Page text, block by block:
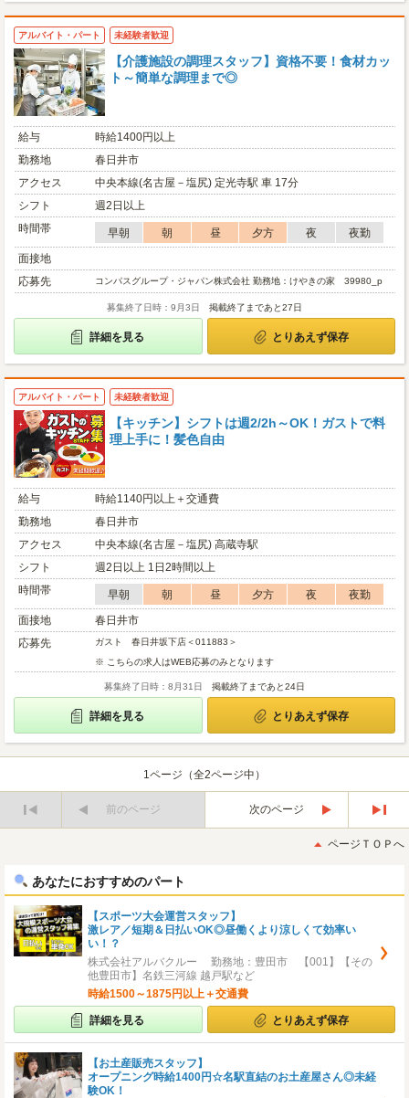
アルバイト・パート 未経験者歓迎
【介護施設の調理スタッフ】資格不要！食材カッ
ト～簡単な調理まで◎
給与
時給1400円以上
勤務地
春日井市
アクセス
中央本線(名古屋－塩尻) 定光寺駅 車 17分
シフト
週2日以上
時間帯
早朝 朝 昼 夕方 夜
夜勤
面接地
応募先
コンパスグループ・ジャパン株式会社 勤務地：けやきの家 39980_p
募集終了日時：9月3日 掲載終了まであと27日
詳細を見る とりあえず保存
アルバイト・パート 未経験者歓迎
【キッチン】シフトは週2/2h～OK！ガストで料
理上手に！髪色自由
給与
時給1140円以上＋交通費
勤務地
春日井市
アクセス
中央本線(名古屋－塩尻) 高蔵寺駅
シフト
週2日以上 1日2時間以上
時間帯
早朝 朝 昼 夕方 夜
夜勤
面接地
春日井市
応募先
ガスト 春日井坂下店＜011883＞
※ こちらの求人はWEB応募のみとなります
募集終了日時：8月31日 掲載終了まであと24日
詳細を見る とりあえず保存
1ページ（全2ページ中）
前のページ
次のページ
後
ページＴＯＰへ
あなたにおすすめのパート
【スポーツ大会運営スタッフ】
激レア／短期＆日払いOK◎昼働くより涼しくて効率い
い！？
株式会社アルバクルー 勤務地：豊田市 【001】【その
他豊田市】名鉄三河線 越戸駅など
時給1500～1875円以上＋交通費
詳細を見る とりあえず保存
【お土産販売スタッフ】
オープニング時給1400円☆名駅直結のお土産屋さん◎未経
験OK！